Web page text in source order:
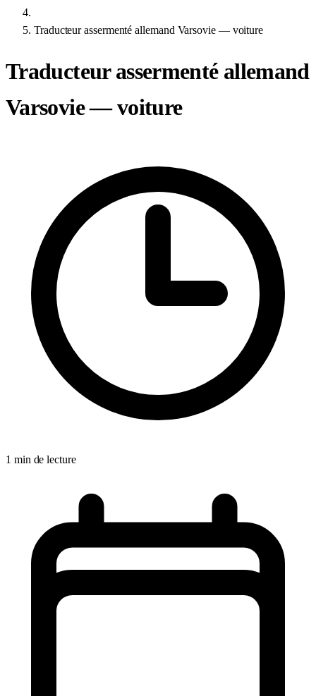
Traducteur assermenté allemand Varsovie — voiture
Traducteur assermenté allemand
Varsovie — voiture
1 min de lecture